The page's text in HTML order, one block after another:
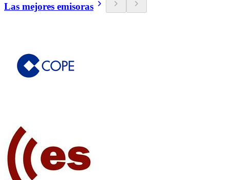
Las mejores emisoras